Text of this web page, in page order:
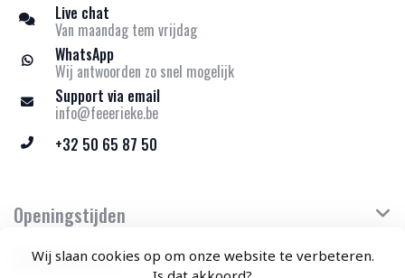
Wij slaan cookies op om onze website te verbeteren.
Live chat
Van maandag tem vrijdag
WhatsApp
Wij antwoorden zo snel mogelijk
Support via email
info@feeerieke.be
+32 50 65 87 50
Openingstijden
Klantenservice